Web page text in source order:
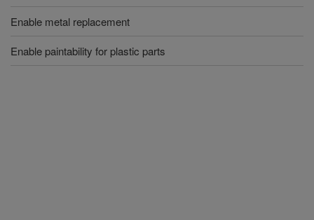
Enable metal replacement
Enable paintability for plastic parts